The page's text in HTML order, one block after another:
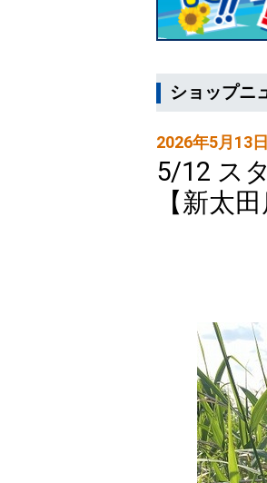
ショップニ
2026年5月13日
5/12 ス
【新太田